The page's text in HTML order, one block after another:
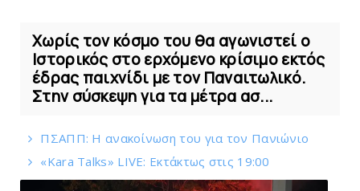
Χωρίς τον κόσμο του θα αγωνιστεί ο
Ιστορικός στο ερχόμενο κρίσιμο εκτός
έδρας παιχνίδι με τον Παναιτωλικό.
Στην σύσκεψη για τα μέτρα ασ...
ΠΣAΠΠ: H ανακοίνωση του για τον Πανιώνιο
«Kara Talks» LIVE: Εκτάκτως στις 19:00